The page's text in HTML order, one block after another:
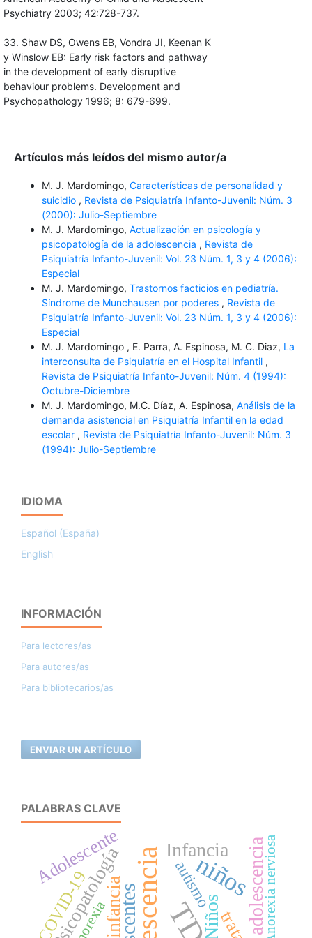
Psychiatry 2003; 42:728-737.
33. Shaw DS, Owens EB, Vondra JI, Keenan K
y Winslow EB: Early risk factors and pathway
in the development of early disruptive
behaviour problems. Development and
Psychopathology 1996; 8: 679-699.
Artículos más leídos del mismo autor/a
M. J. Mardomingo, Características de personalidad y
suicidio , Revista de Psiquiatría Infanto-Juvenil: Núm. 3
(2000): Julio-Septiembre
M. J. Mardomingo, Actualización en psicología y
psicopatología de la adolescencia , Revista de
Psiquiatría Infanto-Juvenil: Vol. 23 Núm. 1, 3 y 4 (2006):
Especial
M. J. Mardomingo, Trastornos facticios en pediatría.
Síndrome de Munchausen por poderes , Revista de
Psiquiatría Infanto-Juvenil: Vol. 23 Núm. 1, 3 y 4 (2006):
Especial
M. J. Mardomingo , E. Parra, A. Espinosa, M. C. Diaz, La
interconsulta de Psiquiatría en el Hospital Infantil ,
Revista de Psiquiatría Infanto-Juvenil: Núm. 4 (1994):
Octubre-Diciembre
M. J. Mardomingo, M.C. Díaz, A. Espinosa, Análisis de la
demanda asistencial en Psiquiatría Infantil en la edad
escolar , Revista de Psiquiatría Infanto-Juvenil: Núm. 3
(1994): Julio-Septiembre
IDIOMA
Español (España)
English
INFORMACIÓN
Para lectores/as
Para autores/as
Para bibliotecarios/as
ENVIAR UN ARTÍCULO
PALABRAS CLAVE
niños
Infancia adolescencia
Niños
infancia
Psicopatología
Adolescente
COVID-19 autismo
Anorexia Anorexia nerviosa